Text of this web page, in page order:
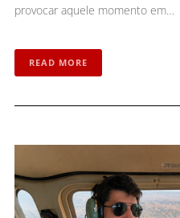
provocar aquele momento em…
READ MORE